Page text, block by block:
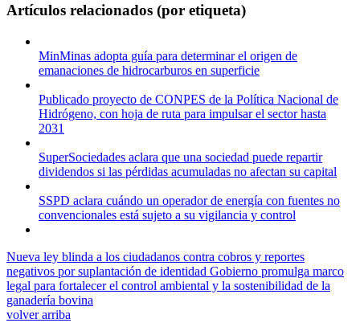
Artículos relacionados (por etiqueta)
MinMinas adopta guía para determinar el origen de
emanaciones de hidrocarburos en superficie
Publicado proyecto de CONPES de la Política Nacional de
Hidrógeno, con hoja de ruta para impulsar el sector hasta
2031
SuperSociedades aclara que una sociedad puede repartir
dividendos si las pérdidas acumuladas no afectan su capital
SSPD aclara cuándo un operador de energía con fuentes no
convencionales está sujeto a su vigilancia y control
Nueva ley blinda a los ciudadanos contra cobros y reportes
negativos por suplantación de identidad Gobierno promulga marco
legal para fortalecer el control ambiental y la sostenibilidad de la
ganadería bovina
volver arriba